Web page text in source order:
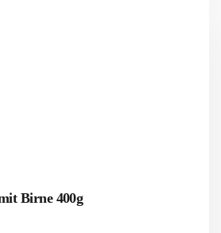
Birne 400g